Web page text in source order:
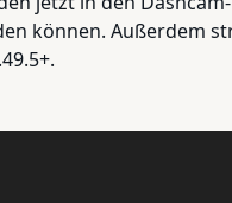
können. Außerdem